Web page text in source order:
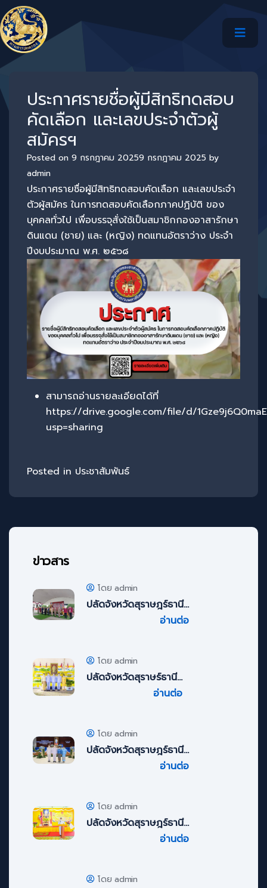
ประกาศรายชื่อผู้มีสิทธิทดสอบ
คัดเลือก และเลขประจำตัวผู้
สมัครฯ
Posted on 9 กรกฎาคม 20259 กรกฎาคม 2025 by
admin
ประกาศรายชื่อผู้มีสิทธิทดสอบคัดเลือก และเลขประจำ
ตัวผู้สมัคร ในการทดสอบคัดเลือกภาคปฏิบัติ ของ
บุคคลทั่วไป เพื่อบรรจุสั่งใช้เป็นสมาชิกกองอาสารักษา
ดินแดน (ชาย) และ (หญิง) ทดแทนอัตราว่าง ประจำ
ปีงบประมาณ พ.ศ. ๒๕๖๘
สามารถอ่านรายละเอียดได้ที่
https://drive.google.com/file/d/
usp=sharing
Posted in ประชาสัมพันธ์
ข่าวสาร
โดย admin
ปลัดจังหวัดสุราษฎร์ธานี...
อ่านต่อ
โดย admin
ปลัดจังหวัดสุราษร์ธานี...
อ่านต่อ
โดย admin
ปลัดจังหวัดสุราษฎร์ธานี...
อ่านต่อ
โดย admin
ปลัดจังหวัดสุราษฎร์ธานี...
อ่านต่อ
โดย admin